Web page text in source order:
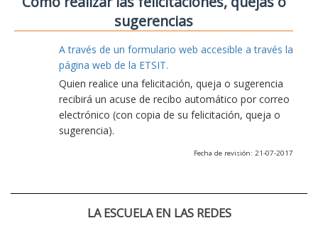
sugerencias
A través de un formulario web accesible a través la
página web de la ETSIT.
Quien realice una felicitación, queja o sugerencia
recibirá un acuse de recibo automático por correo
electrónico (con copia de su felicitación, queja o
sugerencia).
Fecha de revisión: 21-07-2017
LA ESCUELA EN LAS REDES